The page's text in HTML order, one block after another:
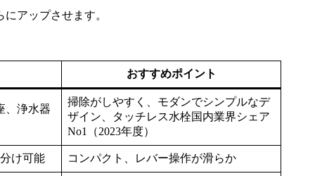
アップさせます。
おすすめポイント
、浄水器
掃除がしやすく、モダンでシンプルなデ
ザイン、タッチレス水栓国内業界シェア
No1（2023年度）
け可能 コンパクト、レバー操作が滑らか